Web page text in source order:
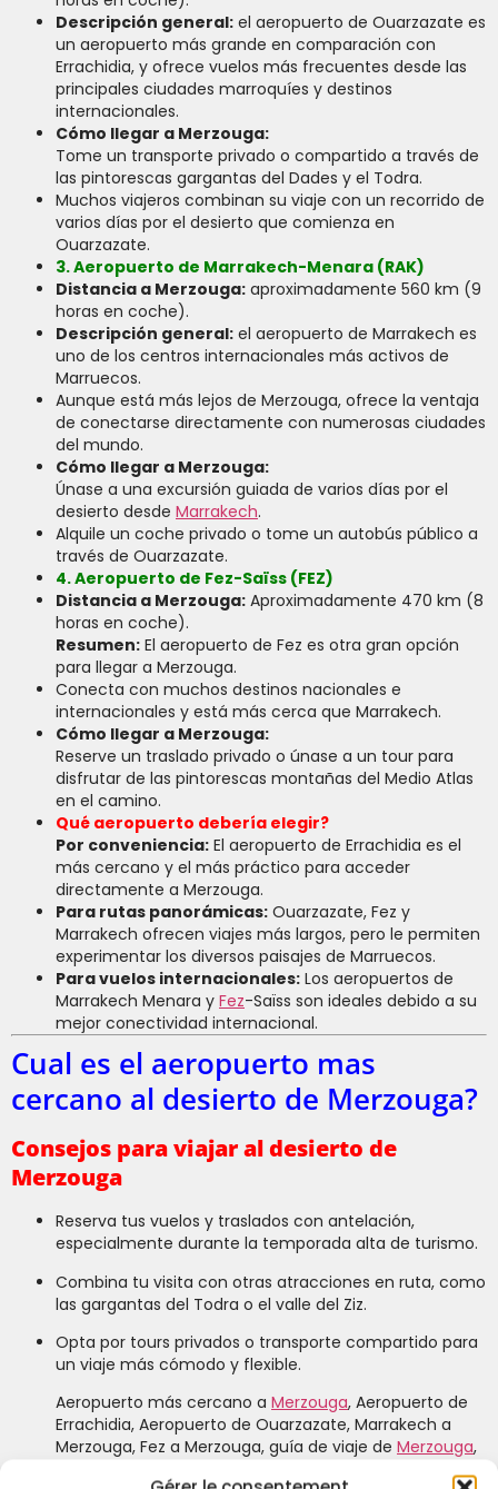
Descripción general: el aeropuerto de Ouarzazate es
un aeropuerto más grande en comparación con
Errachidia, y ofrece vuelos más frecuentes desde las
principales ciudades marroquíes y destinos
internacionales.
Cómo llegar a Merzouga:
Tome un transporte privado o compartido a través de
las pintorescas gargantas del Dades y el Todra.
Muchos viajeros combinan su viaje con un recorrido de
varios días por el desierto que comienza en
Ouarzazate.
3. Aeropuerto de Marrakech-Menara (RAK)
Distancia a Merzouga: aproximadamente 560 km (9
horas en coche).
Descripción general: el aeropuerto de Marrakech es
uno de los centros internacionales más activos de
Marruecos.
Aunque está más lejos de Merzouga, ofrece la ventaja
de conectarse directamente con numerosas ciudades
del mundo.
Cómo llegar a Merzouga:
Únase a una excursión guiada de varios días por el
desierto desde Marrakech.
Alquile un coche privado o tome un autobús público a
través de Ouarzazate.
4. Aeropuerto de Fez-Saïss (FEZ)
Distancia a Merzouga: Aproximadamente 470 km (8
horas en coche).
Resumen: El aeropuerto de Fez es otra gran opción
para llegar a Merzouga.
Conecta con muchos destinos nacionales e
internacionales y está más cerca que Marrakech.
Cómo llegar a Merzouga:
Reserve un traslado privado o únase a un tour para
disfrutar de las pintorescas montañas del Medio Atlas
en el camino.
Qué aeropuerto debería elegir?
Por conveniencia: El aeropuerto de Errachidia es el
más cercano y el más práctico para acceder
directamente a Merzouga.
Para rutas panorámicas: Ouarzazate, Fez y
Marrakech ofrecen viajes más largos, pero le permiten
experimentar los diversos paisajes de Marruecos.
Para vuelos internacionales: Los aeropuertos de
Marrakech Menara y Fez-Saïss son ideales debido a su
mejor conectividad internacional.
Cual es el aeropuerto mas
cercano al desierto de Merzouga?
Consejos para viajar al desierto de
Merzouga
Reserva tus vuelos y traslados con antelación,
especialmente durante la temporada alta de turismo.
Combina tu visita con otras atracciones en ruta, como
las gargantas del Todra o el valle del Ziz.
Opta por tours privados o transporte compartido para
un viaje más cómodo y flexible.
Aeropuerto más cercano a Merzouga, Aeropuerto de
Errachidia, Aeropuerto de Ouarzazate, Marrakech a
Merzouga, Fez a Merzouga, guía de viaje de Merzouga,